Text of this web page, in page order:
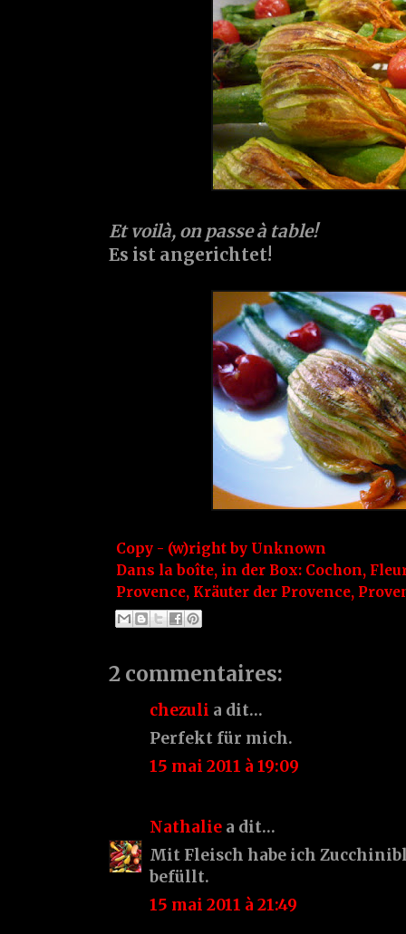
Et voilà, on passe à table!
Es ist angerichtet!
Copy - (w)right by Unknown
Dans la boîte, in der Box: Cochon,
Provence, Kräuter der Provence,
2 commentaires:
chezuli a dit…
Perfekt für mich.
15 mai 2011 à 19:09
Nathalie a dit…
Mit Fleisch habe ich
befüllt.
15 mai 2011 à 21:49